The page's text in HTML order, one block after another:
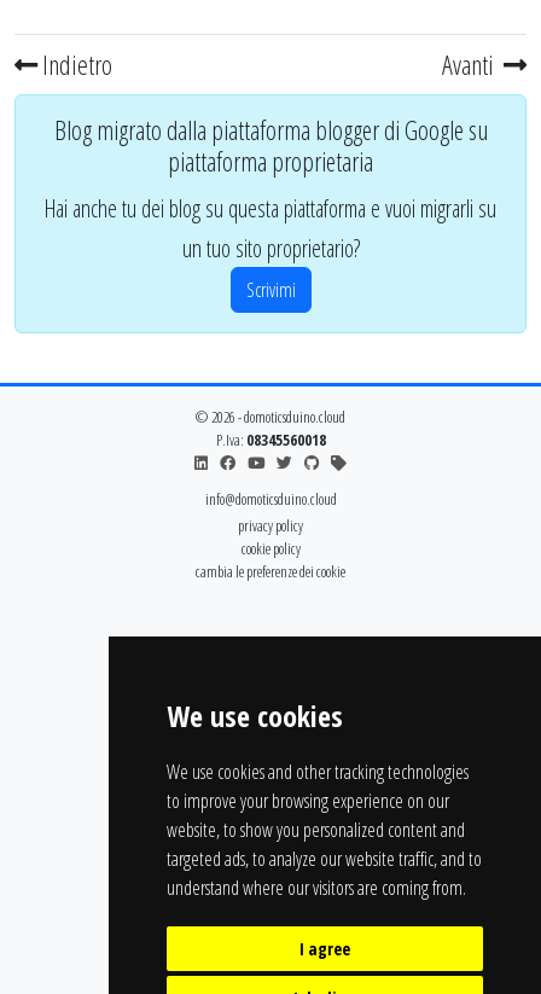
We use cookies
We use cookies and other tracking technologies
to improve your browsing experience on our
website, to show you personalized content and
targeted ads, to analyze our website traffic, and to
understand where our visitors are coming from.
I agree
Indietro Avanti
Blog migrato dalla piattaforma blogger di Google su
piattaforma proprietaria
Hai anche tu dei blog su questa piattaforma e vuoi migrarli su
un tuo sito proprietario?
Scrivimi
© 2026 - domoticsduino.cloud
P.Iva: 08345560018
info@domoticsduino.cloud
privacy policy
cookie policy
cambia le preferenze dei cookie